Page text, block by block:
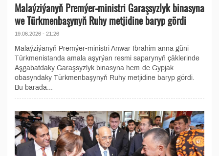
Malaýziýanyň Premýer-ministri Garaşsyzlyk binasyna
we Türkmenbaşynyň Ruhy metjidine baryp gördi
19.06.2026 - 21:26
Malaýziýanyň Premýer-ministri Anwar Ibrahim anna güni
Türkmenistanda amala aşyrýan resmi saparynyň çäklerinde
Aşgabatdaky Garaşsyzlyk binasyna hem-de Gypjak
obasyndaky Türkmenbaşynyň Ruhy metjidine baryp gördi.
Bu barada...